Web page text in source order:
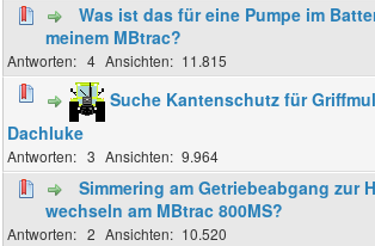
Was ist das für eine Pumpe im
meinem MBtrac?
4 11.815
Suche Kantenschutz für
Dachluke
3 9.964
Simmering am Getriebeabgang zur
wechseln am MBtrac 800MS?
2 10.520